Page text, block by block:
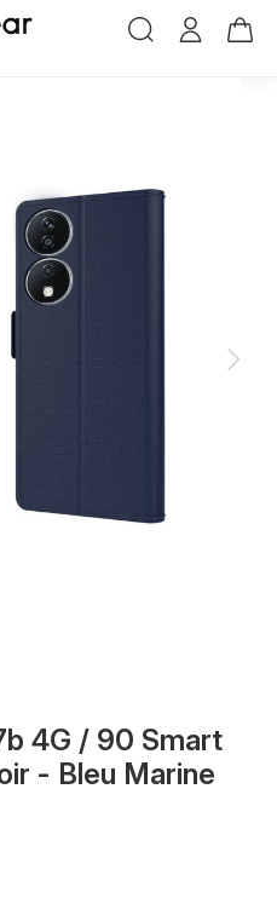
/ 90 Smart à
4G / 90 Smart
- Bleu Marine